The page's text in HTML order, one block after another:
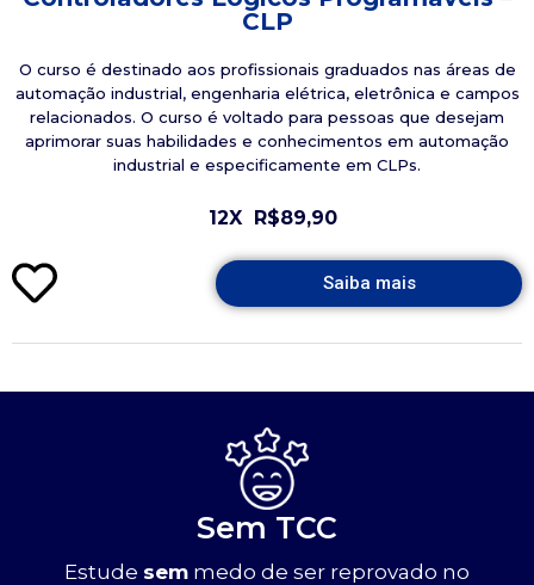
CLP
O curso é destinado aos profissionais graduados nas áreas de
automação industrial, engenharia elétrica, eletrônica e campos
relacionados. O curso é voltado para pessoas que desejam
aprimorar suas habilidades e conhecimentos em automação
industrial e especificamente em CLPs.
12X R$89,90
Saiba mais
Sem TCC
Estude sem medo de ser reprovado no